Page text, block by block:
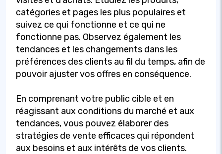
catégories et pages les plus populaires et
suivez ce qui fonctionne et ce qui ne
fonctionne pas. Observez également les
tendances et les changements dans les
préférences des clients au fil du temps, afin de
pouvoir ajuster vos offres en conséquence.
En comprenant votre public cible et en
réagissant aux conditions du marché et aux
tendances, vous pouvez élaborer des
stratégies de vente efficaces qui répondent
aux besoins et aux intérêts de vos clients.